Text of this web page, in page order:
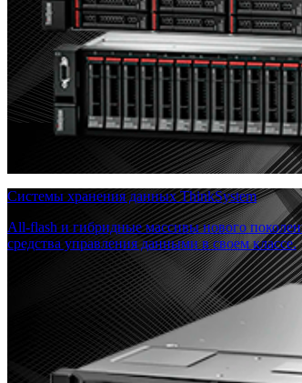
Системы хранения данных ThinkSystem
All-flash и гибридные массивы нового
средства управления данными в своем классе.